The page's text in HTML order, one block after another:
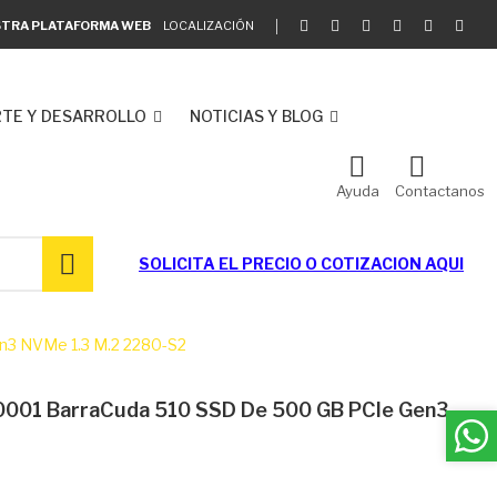
PLATAFORMA WEB LOCALIZACIÓN
Y DESARROLLO NOTICIAS Y BLOG
Ayuda Contactanos
SOLICITA EL PRECIO O COTIZACION AQUI
NVMe 1.3 M.2 2280-S2
BarraCuda 510 SSD De 500 GB PCIe Gen3